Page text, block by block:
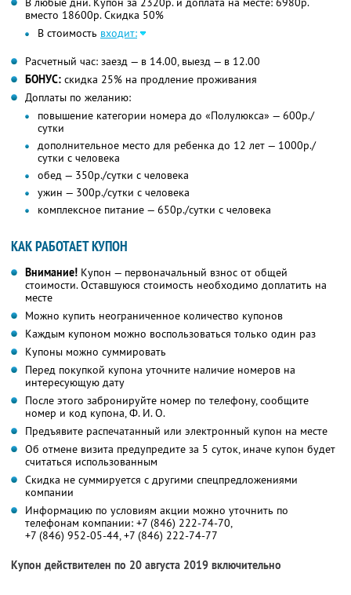
вместо 18600р. Скидка 50%
В стоимость входит:
Расчетный час: заезд — в 14.00, выезд — в 12.00
БОНУС: скидка 25% на продление проживания
Доплаты по желанию:
повышение категории номера до «Полулюкса» — 600р./
сутки
дополнительное место для ребенка до 12 лет — 1000р./
сутки с человека
обед — 350р./сутки с человека
ужин — 300р./сутки с человека
комплексное питание — 650р./сутки с человека
КАК РАБОТАЕТ КУПОН
Внимание! Купон — первоначальный взнос от общей
стоимости. Оставшуюся стоимость необходимо доплатить на
месте
Можно купить неограниченное количество купонов
Каждым купоном можно воспользоваться только один раз
Купоны можно суммировать
Перед покупкой купона уточните наличие номеров на
интересующую дату
После этого забронируйте номер по телефону, сообщите
номер и код купона,Ф. И. О.
Предъявите распечатанный или электронный купон на месте
Об отмене визита предупредите за 5 суток, иначе купон будет
считаться использованным
Скидка не суммируется с другими спецпредложениями
компании
Информацию по условиям акции можно уточнить по
телефонам компании: +7 (846) 222-74-70,
+7 (846) 952-05-44,+7 (846) 222-74-77
Купон действителен по 20 августа 2019 включительно